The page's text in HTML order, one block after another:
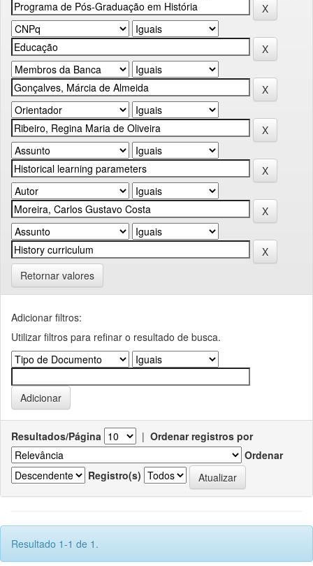
Retornar valores
Adicionar filtros:
Utilizar filtros para refinar o resultado de busca.
Resultados/Página | Ordenar registros por
Ordenar
Registro(s)
Resultado 1-1 de 1.